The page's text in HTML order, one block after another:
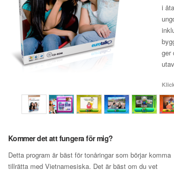
i
ger
Kommer det att fungera för mig?
Detta program är bäst för tonåringar som börjar komma
tillrätta med Vietnamesiska. Det är bäst om du vet